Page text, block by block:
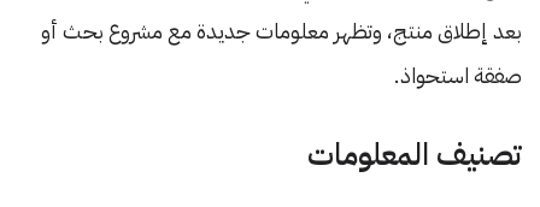
بعد إطلاق منتج، وتظهر معلومات جديدة مع مشروع بحث أو
صفقة استحواذ.
تصنيف المعلومات